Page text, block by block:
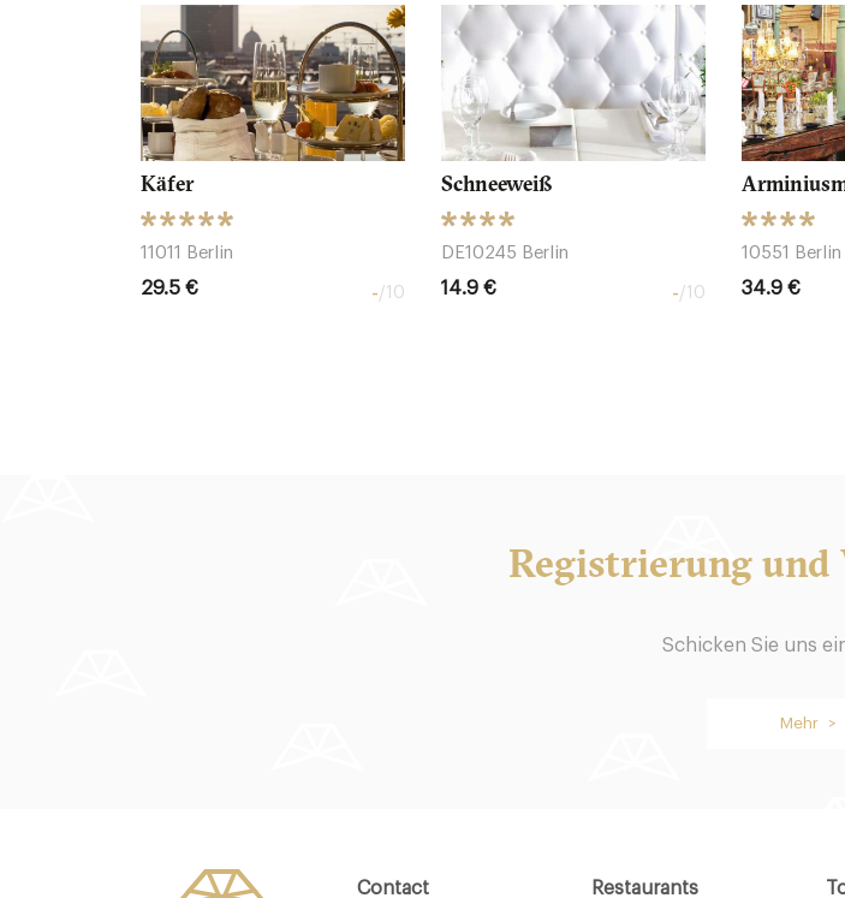
Käfer
11011 Berlin
29.5 € -/10
Schneeweiß
DE10245 Berlin
14.9 € -/10
10551 Berlin
34.9 €
19. €
Registrierung und
Schicken Sie uns
Mehr >
Contact Restaurants